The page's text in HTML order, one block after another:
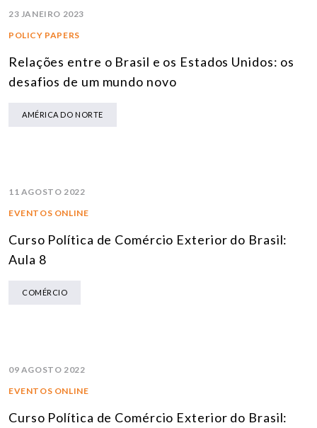
23 JANEIRO 2023
POLICY PAPERS
Relações entre o Brasil e os Estados Unidos: os
desafios de um mundo novo
AMÉRICA DO NORTE
11 AGOSTO 2022
EVENTOS ONLINE
Curso Política de Comércio Exterior do Brasil:
Aula 8
COMÉRCIO
09 AGOSTO 2022
EVENTOS ONLINE
Curso Política de Comércio Exterior do Brasil: